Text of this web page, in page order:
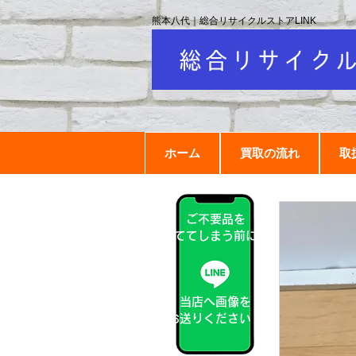
ホーム 買取の流れ 取
熊本八代｜総合リサイクルストアLINK
ご不要品を
捨ててしまう前に！
当店へ画像を
お送りください！